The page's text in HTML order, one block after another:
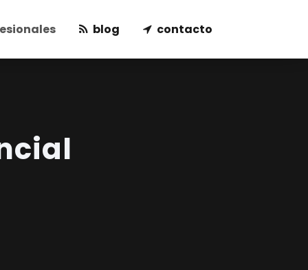
blog contacto